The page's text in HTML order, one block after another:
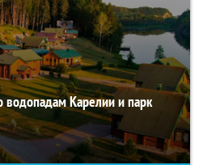
водопадам Карелии и парк